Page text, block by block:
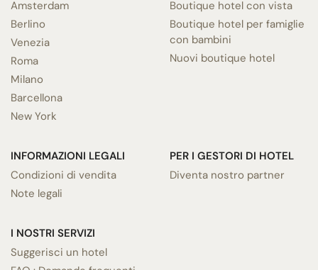
Amsterdam
Berlino
Venezia
Roma
Milano
Barcellona
New York
Boutique hotel con vista
Boutique hotel per famiglie
con bambini
Nuovi boutique hotel
INFORMAZIONI LEGALI
Condizioni di vendita
Note legali
I NOSTRI SERVIZI
Suggerisci un hotel
PER I GESTORI DI HOTEL
Diventa nostro partner